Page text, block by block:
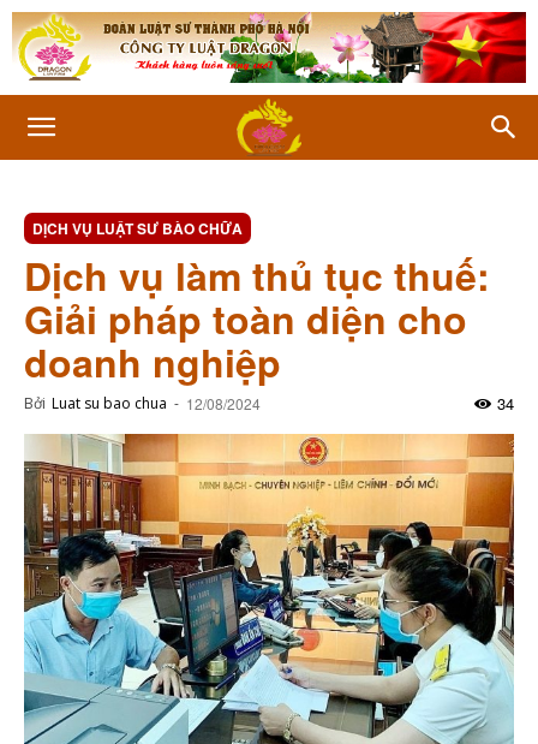
DỊCH VỤ LUẬT SƯ BÀO CHỮA
Dịch vụ làm thủ tục thuế:
Giải pháp toàn diện cho
doanh nghiệp
Bởi Luat su bao chua - 12/08/2024 34